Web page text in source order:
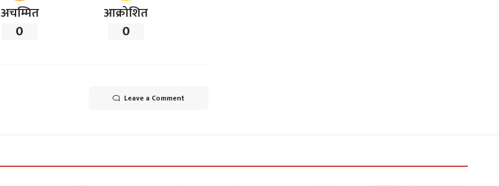
अचम्मित
0
आक्रोशित
0
Leave a Comment